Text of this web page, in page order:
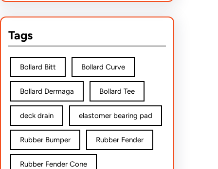
Tags
Bollard Bitt Bollard Curve
Bollard Dermaga Bollard Tee
deck drain elastomer bearing pad
Rubber Bumper Rubber Fender
Rubber Fender Cone